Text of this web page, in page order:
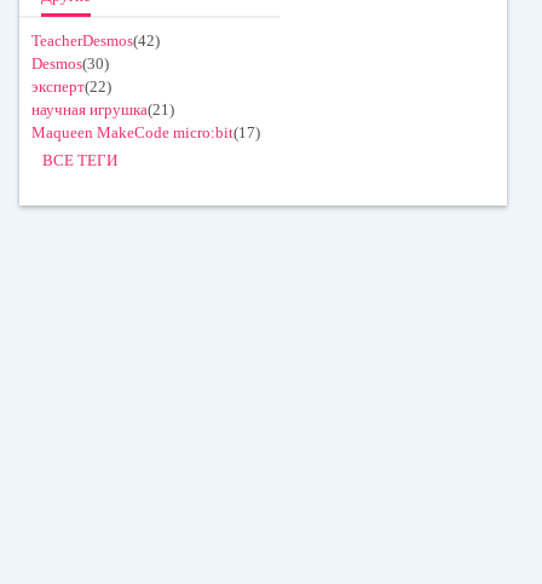
TeacherDesmos(42)
Desmos(30)
эксперт(22)
научная игрушка(21)
Maqueen MakeCode micro:bit(17)
ВСЕ ТЕГИ